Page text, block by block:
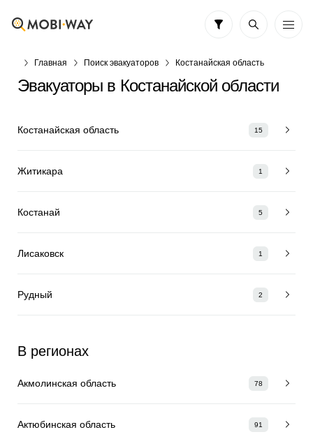
Главная Поиск эвакуаторов Костанайская область
Эвакуаторы в Костанайской области
Костанайская область 15
Житикара 1
Костанай 5
Лисаковск 1
Рудный 2
В регионах
Акмолинская область 78
Актюбинская область 91